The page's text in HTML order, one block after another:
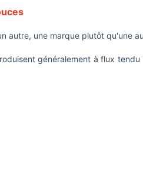
autre, une marque plutôt qu'une
généralement à flux